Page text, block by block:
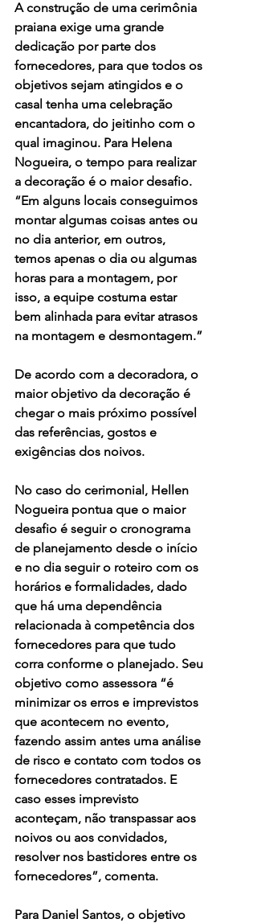
A construção de uma cerimônia
praiana exige uma grande
dedicação por parte dos
fornecedores, para que todos os
objetivos sejam atingidos e o
casal tenha uma celebração
encantadora, do jeitinho com o
qual imaginou. Para Helena
Nogueira, o tempo para realizar
a decoração é o maior desafio.
“Em alguns locais conseguimos
montar algumas coisas antes ou
no dia anterior, em outros,
temos apenas o dia ou algumas
horas para a montagem, por
isso, a equipe costuma estar
bem alinhada para evitar atrasos
na montagem e desmontagem.”
De acordo com a decoradora, o
maior objetivo da decoração é
chegar o mais próximo possível
das referências, gostos e
exigências dos noivos.
No caso do cerimonial, Hellen
Nogueira pontua que o maior
desafio é seguir o cronograma
de planejamento desde o início
e no dia seguir o roteiro com os
horários e formalidades, dado
que há uma dependência
relacionada à competência dos
fornecedores para que tudo
corra conforme o planejado. Seu
objetivo como assessora “é
minimizar os erros e imprevistos
que acontecem no evento,
fazendo assim antes uma análise
de risco e contato com todos os
fornecedores contratados. E
caso esses imprevisto
aconteçam, não transpassar aos
noivos ou aos convidados,
resolver nos bastidores entre os
fornecedores”, comenta.
Para Daniel Santos, o objetivo